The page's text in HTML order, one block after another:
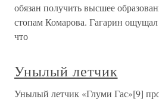
обязан получить высшее
стопам Комарова. Гагарин ощущал
что
Унылый летчик
Унылый летчик «Глуми Гас»[9]